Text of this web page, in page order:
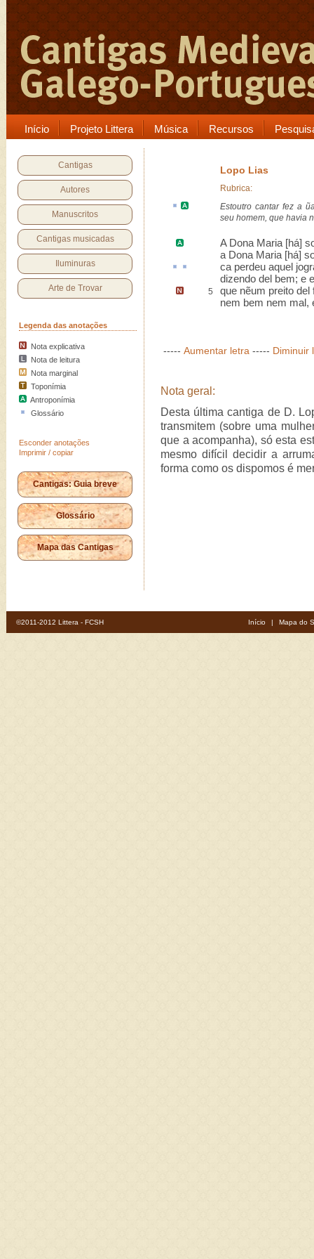
Início Projeto Littera Música Recursos
Cantigas
Autores
Manuscritos
Cantigas musicadas
Iluminuras
Arte de Trovar
Legenda das anotações
Nota explicativa
Nota de leitura
Nota marginal
Toponímia
Antroponímia
Glossário
Esconder anotações
Imprimir / copiar
Cantigas: Guia breve
Glossário
Mapa das Cantigas
Lopo Lias
Rubrica:
Estoutro cantar fez a
seu homem, que havia
A Dona Maria [há]
a Dona Maria [há]
ca perdeu aquel
dizendo del bem; e
5
que nẽum preito del
nem bem nem mal,
----- Aumentar letra ----- Diminuir
Nota geral:
Desta última cantiga de D.
transmitem (sobre uma
que a acompanha), só esta
mesmo difícil decidir a
forma como os dispomos é
©2011-2012 Littera - FCSH Início | Mapa do